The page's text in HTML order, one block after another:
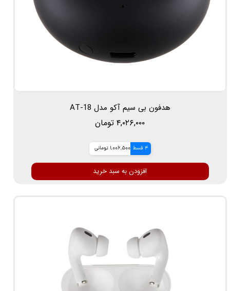
هدفون بی سیم آکو مدل AT-18
۴,۰۲۶,۰۰۰ تومان
4 قسط 1,006,500 تومانی
افزودن به سبد خرید